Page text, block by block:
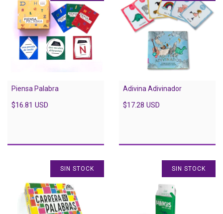
Piensa Palabra
$16.81 USD
Adivina Adivinador
$17.28 USD
SIN STOCK SIN STOCK